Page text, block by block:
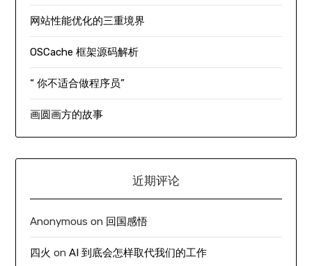
网站性能优化的三重境界
OSCache 框架源码解析
“ 你不适合做程序员”
画圆画方的故事
近期评论
Anonymous on 回国感悟
四火 onAI 到底会怎样取代我们的工作